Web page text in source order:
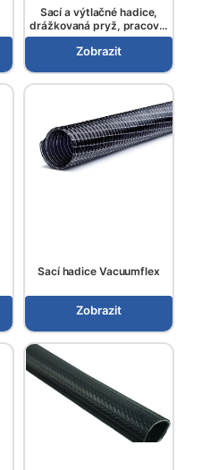
Sací a výtlačné hadice,
drážkovaná pryž, pracovní
tlak 3 bary, pevně daná
délka
Zobrazit
Sací hadice Vacuumflex
Zobrazit